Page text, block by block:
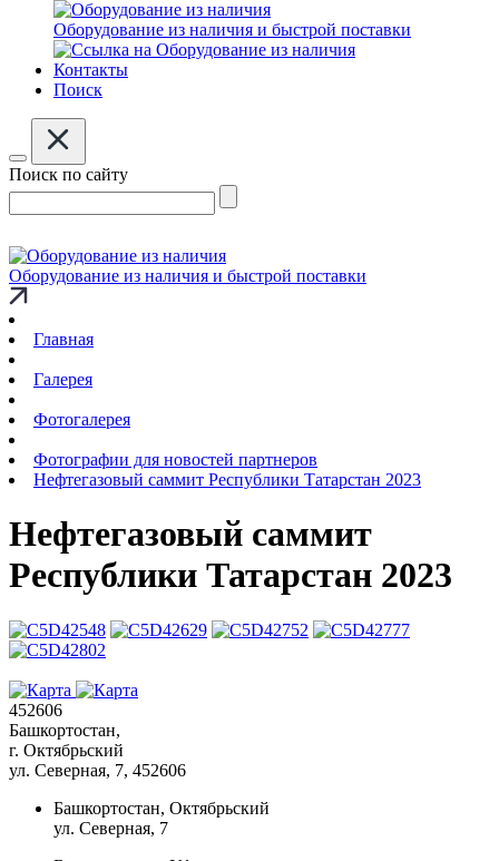
Оборудование из наличия и быстрой поставки
Контакты
Поиск
Поиск по сайту
Оборудование из наличия и быстрой поставки
Главная
Галерея
Фотогалерея
Фотографии для новостей партнеров
Нефтегазовый саммит Республики Татарстан 2023
Нефтегазовый саммит
Республики Татарстан 2023
452606
Башкортостан,
г. Октябрьский
ул. Северная, 7, 452606
Башкортостан, Октябрьский
ул. Северная, 7